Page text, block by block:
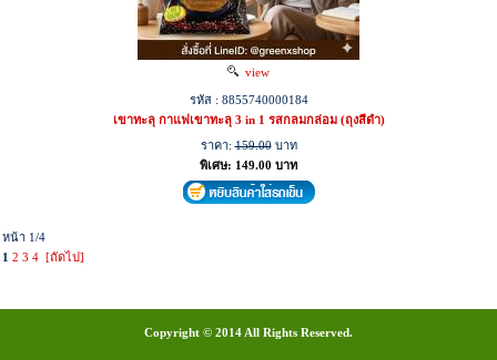
view
รหัส : 8855740000184
เขาทะลุ กาแฟเขาทะลุ 3 in 1 รสกลมกล่อม (ถุงสีดำ)
ราคา:159.00บาท
พิเศษ: 149.00 บาท
หน้า 1/4
1 2 3 4 [ถัดไป]
Copyright © 2014 All Rights Reserved.